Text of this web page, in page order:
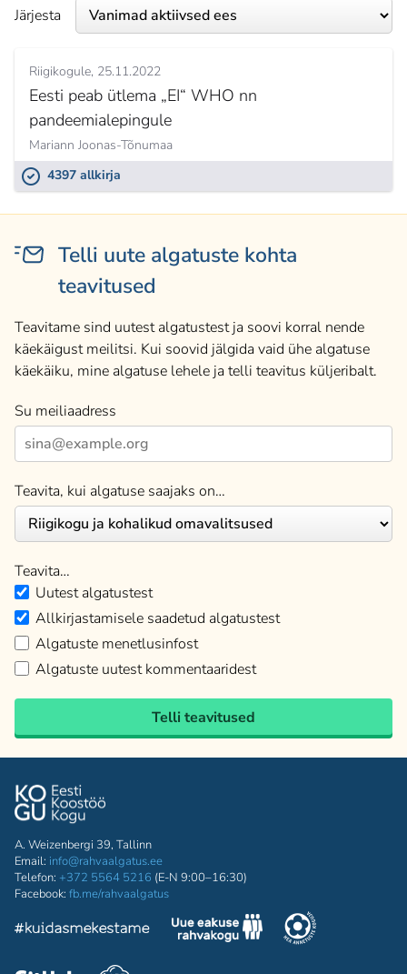
Järjesta
Riigikogule 25.11.2022
Eesti peab ütlema „EI“ WHO nn
pandeemialepingule
Mariann Joonas-Tõnumaa
4397 allkirja
Telli uute algatuste kohta
teavitused
Teavitame sind uutest algatustest ja soovi korral nende
käekäigust meilitsi. Kui soovid jälgida vaid ühe algatuse
käekäiku, mine algatuse lehele ja telli teavitus küljeribalt.
Su meiliaadress
Teavita, kui algatuse saajaks on…
Teavita…
Uutest algatustest
Allkirjastamisele saadetud algatustest
Algatuste menetlusinfost
Algatuste uutest kommentaaridest
Telli teavitused
A. Weizenbergi 39, Tallinn
Email: info@rahvaalgatus.ee
Telefon: +372 5564 5216 (E-N 9:00–16:30)
Facebook: fb.me/rahvaalgatus